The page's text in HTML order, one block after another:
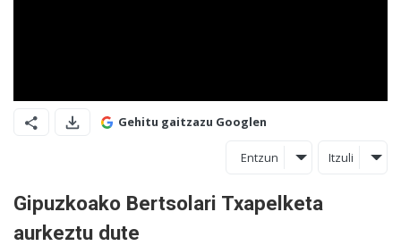
Gehitu gaitzazu Googlen
Entzun Itzuli
Gipuzkoako Bertsolari Txapelketa
aurkeztu dute